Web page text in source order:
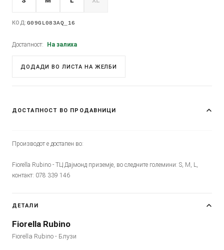
КОД:G09GL083AQ_16
Достапност: На залиха
ДОДАДИ ВО ЛИСТА НА ЖЕЛБИ
ДОСТАПНОСТ ВО ПРОДАВНИЦИ
Производот е достапен во:
Fiorella Rubino - ТЦ Дајмонд приземје, во следните големини: S, M, L,
контакт: 078 339 146
ДЕТАЛИ
Fiorella Rubino
Fiorella Rubino - Блузи